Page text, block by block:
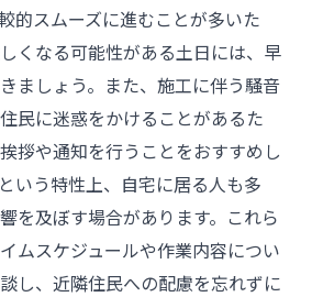
的スムーズに進むことが多いた
くなる可能性がある土日には、早
ましょう。また、施工に伴う騒音
民に迷惑をかけることがあるた
拶や通知を行うことをおすすめし
いう特性上、自宅に居る人も多
を及ぼす場合があります。これら
ムスケジュールや作業内容につい
し、近隣住民への配慮を忘れずに